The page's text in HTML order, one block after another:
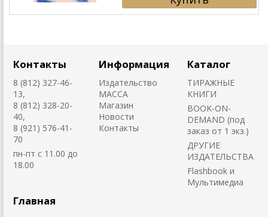
Контакты
8 (812) 327-46-
13,
8 (812) 328-20-
40,
8 (921) 576-41-
70
пн-пт с 11.00 до
18.00
Информация
Издательство
MACCA
Магазин
Новости
Контакты
Каталог
ТИРАЖНЫЕ
КНИГИ
BOOK-ON-
DEMAND (под
заказ от 1 экз.)
ДРУГИЕ
ИЗДАТЕЛЬСТВА
Flashbook и
Мультимедиа
Главная